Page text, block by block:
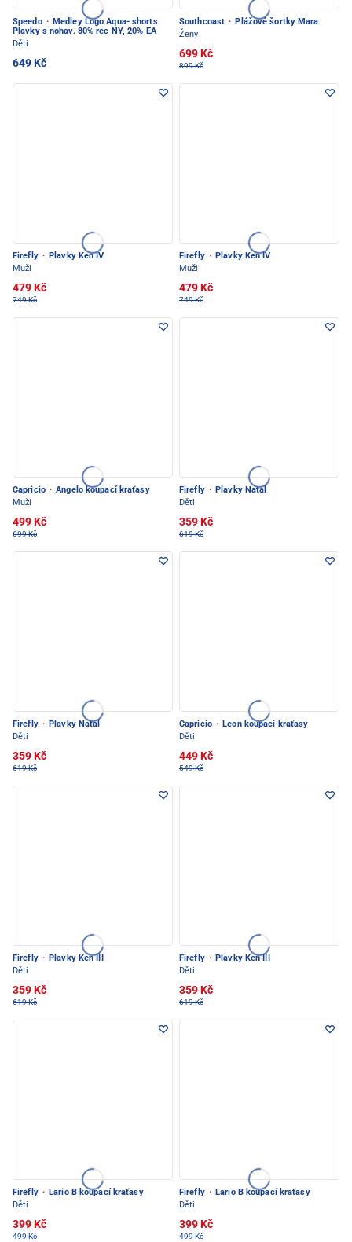
Speedo · Medley Logo Aqua- shorts
Plavky s nohav. 80% rec NY, 20% EA
Děti
649 Kč
Southcoast · Plážové šortky Mara
Ženy
699 Kč
899 Kč
Firefly · Plavky Ken IV
Muži
479 Kč
749 Kč
Firefly · Plavky Ken IV
Muži
479 Kč
749 Kč
Capricio · Angelo koupací kraťasy
Muži
499 Kč
699 Kč
Firefly · Plavky Natal
Děti
359 Kč
619 Kč
Firefly · Plavky Natal
Děti
359 Kč
619 Kč
Capricio · Leon koupací kraťasy
Děti
449 Kč
549 Kč
Firefly · Plavky Ken III
Děti
359 Kč
619 Kč
Firefly · Plavky Ken III
Děti
359 Kč
619 Kč
Firefly · Lario B koupací kraťasy
Děti
399 Kč
499 Kč
Firefly · Lario B koupací kraťasy
Děti
399 Kč
499 Kč